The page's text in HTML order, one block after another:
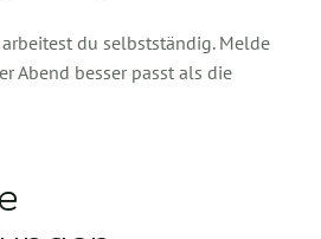
du selbstständig. Melde
Abend besser passt als die